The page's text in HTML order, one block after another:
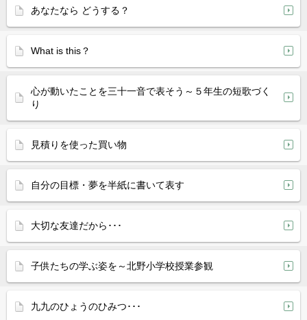
あなたなら どうする？
What is this？
心が動いたことを三十一音で表そう～５年生の短歌づく
り
見積りを使った買い物
自分の目標・夢を半紙に書いて表す
大切な友達だから･･･
子供たちの学ぶ姿を～北野小学校授業参観
九九のひょうのひみつ･･･